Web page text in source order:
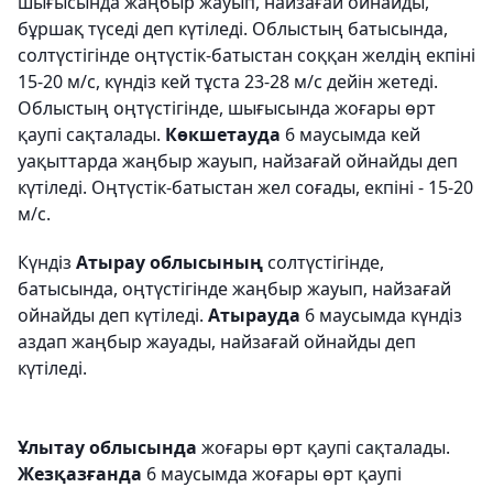
бұршақ түседі деп күтіледі. Облыстың батысында,
солтүстігінде оңтүстік-батыстан соққан желдің екпіні
15-20 м/с, күндіз кей тұста 23-28 м/с дейін жетеді.
Облыстың оңтүстігінде, шығысында жоғары өрт
қаупі сақталады. Көкшетауда 6 маусымда кей
уақыттарда жаңбыр жауып, найзағай ойнайды деп
күтіледі. Оңтүстік-батыстан жел соғады, екпіні - 15-20
м/с.
Күндіз Атырау облысыныңсолтүстігінде,
батысында, оңтүстігінде жаңбыр жауып, найзағай
ойнайды деп күтіледі. Атырауда 6 маусымда күндіз
аздап жаңбыр жауады, найзағай ойнайды деп
күтіледі.
Ұлытау облысында жоғары өрт қаупі сақталады.
Жезқазғанда 6 маусымда жоғары өрт қаупі